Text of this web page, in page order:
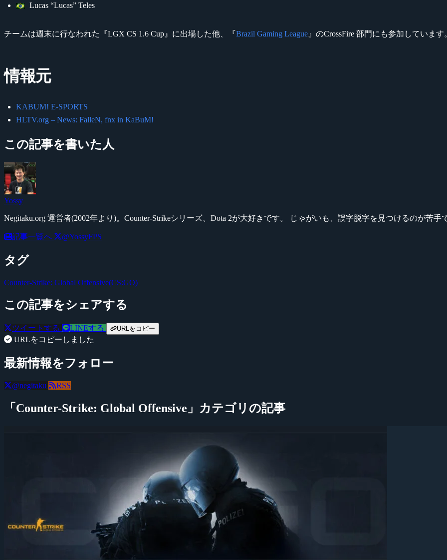
Lucas “Lucas” Teles
チームは週末に行なわれた『LGX CS 1.6 Cup』に出場した他、『Brazil Gaming League 』のCrossFire 部門にも参加しています
情報元
KABUM! E-SPORTS
HLTV.org – News: FalleN, fnx in KaBuM!
この記事を書いた人
Yossy
Negitaku.org 運営者(2002年より)。Counter-Strikeシリーズ、Dota 2が大好きです。 じゃがいも、誤字脱字を見つけるのが苦
記事一覧へ @YossyFPS
タグ
Counter-Strike: Global Offensive(CS:GO)
この記事をシェアする
ツイートする LINEする URLをコピー
URLをコピーしました
最新情報をフォロー
@negitaku RSS
「Counter-Strike: Global Offensive」カテゴリの記事